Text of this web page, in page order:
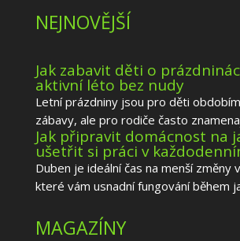
NEJNOVĚJŠÍ
Jak zabavit děti o
aktivní léto bez nudy
Letní prázdniny jsou pro děti
zábavy, ale pro rodiče často
Jak připravit domácnost na
ušetřit si práci v
Duben je ideální čas na menší změny
které vám usnadní fungování během
MAGAZÍNY